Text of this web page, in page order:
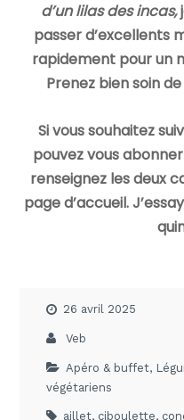
d’un lilas des incas,
passer d’excellents
rapidement pour un
Prenez bien soin
Si vous souhaitez
pouvez vous
renseignez les deux
page d’accueil.
26 avril 2025
Veb
Apéro & buffet,
végétariens
aillet, ciboulette,